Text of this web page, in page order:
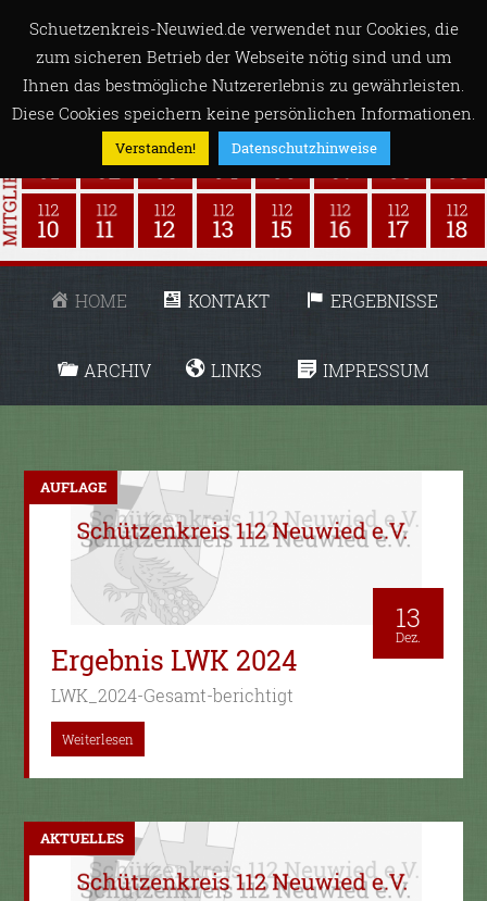
HOME KONTAKT ERGEBNISSE
ARCHIV LINKS IMPRESSUM
AUFLAGE
13
Dez.
Ergebnis LWK 2024
LWK_2024-Gesamt-berichtigt
Weiterlesen
AKTUELLES
Schuetzenkreis-Neuwied.de verwendet nur Cookies, die
zum sicheren Betrieb der Webseite nötig sind und um
Ihnen das bestmögliche Nutzererlebnis zu gewährleisten.
Diese Cookies speichern keine persönlichen Informationen.
Verstanden! Datenschutzhinweise